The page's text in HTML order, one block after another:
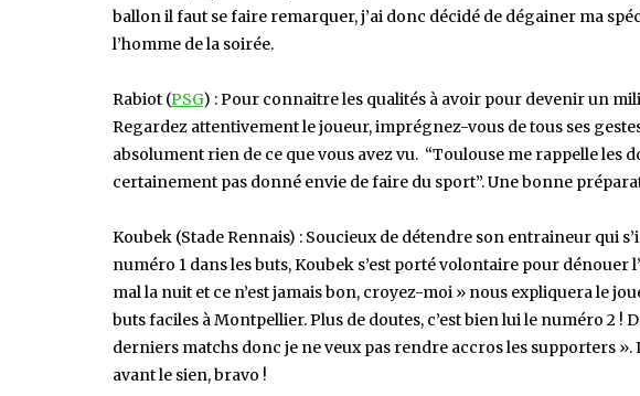
ballon il faut se faire remarquer, j’ai donc décidé de dégainer ma
l’homme de la soirée.
Rabiot (PSG) : Pour connaitre les qualités à avoir pour devenir un
Regardez attentivement le joueur, imprégnez-vous de tous ses
absolument rien de ce que vous avez vu. “Toulouse me rappelle les
certainement pas donné envie de faire du sport”. Une bonne
Koubek (Stade Rennais) : Soucieux de détendre son entraineur qui
numéro 1 dans les buts, Koubek s’est porté volontaire pour dénouer
mal la nuit et ce n’est jamais bon, croyez-moi » nous expliquera le
buts faciles à Montpellier. Plus de doutes, c’est bien lui le numéro 2 !
derniers matchs donc je ne veux pas rendre accros les supporters
avant le sien, bravo !